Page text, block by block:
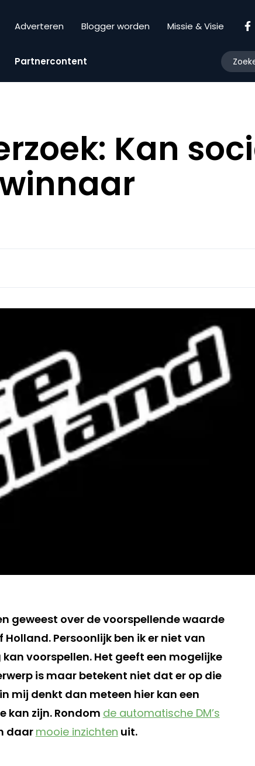
Adverteren Blogger worden Missie & Visie
Partnercontent
Kan
geweest over de voorspellende waarde
Persoonlijk ben ik er niet van
voorspellen. Het geeft een mogelijke
is maar betekent niet dat er op die
mij denkt dan meteen hier kan een
kan zijn. Rondom de automatische DM’s
daar mooie inzichten uit.